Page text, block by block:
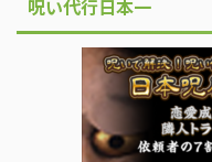
呪い代行日本一